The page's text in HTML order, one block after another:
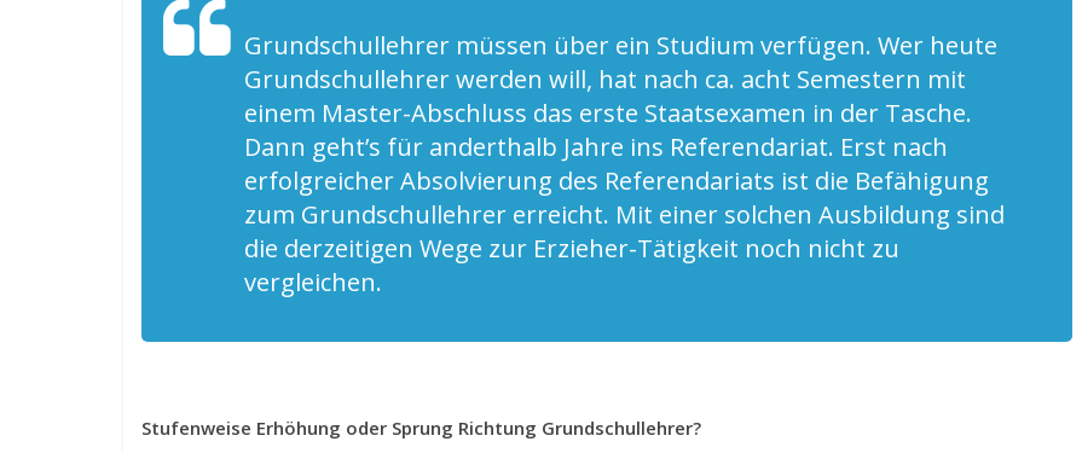
Grundschullehrer müssen über ein Studium verfügen. Wer heute
Grundschullehrer werden will, hat nach ca. acht Semestern mit
einem Master-Abschluss das erste Staatsexamen in der Tasche.
Dann geht’s für anderthalb Jahre ins Referendariat. Erst nach
erfolgreicher Absolvierung des Referendariats ist die Befähigung
zum Grundschullehrer erreicht. Mit einer solchen Ausbildung sind
die derzeitigen Wege zur Erzieher-Tätigkeit noch nicht zu
vergleichen.
Stufenweise Erhöhung oder Sprung Richtung Grundschullehrer?